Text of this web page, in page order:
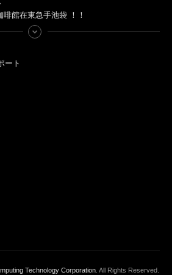
啡館在東急手池袋 ！！
ート
Technology Corporation . All Rights Reserved.